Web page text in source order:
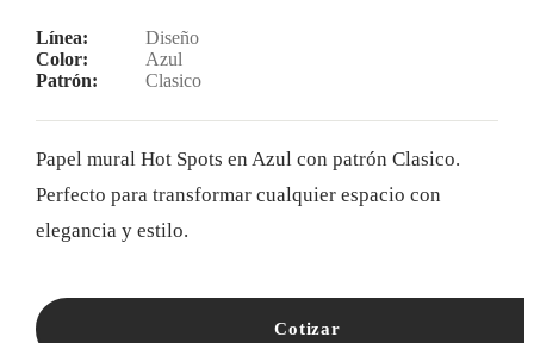
Línea:
Diseño
Color:
Azul
Patrón:
Clasico
Papel mural Hot Spots en Azul con patrón Clasico.
Perfecto para transformar cualquier espacio con
elegancia y estilo.
Cotizar